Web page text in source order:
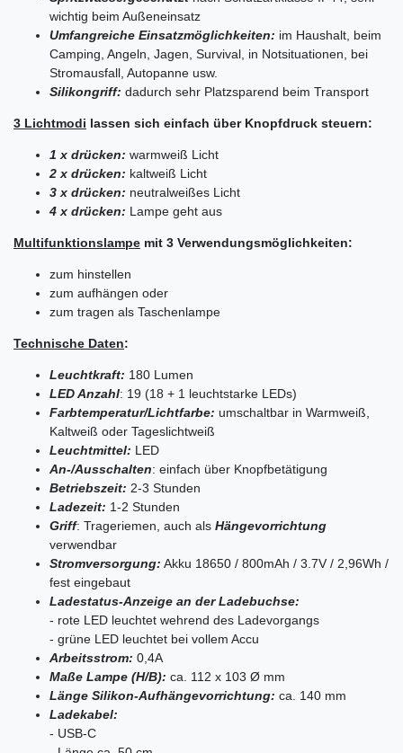
wichtig beim Außeneinsatz
Umfangreiche Einsatzmöglichkeiten: im Haushalt, beim
Camping, Angeln, Jagen, Survival, in Notsituationen, bei
Stromausfall, Autopanne usw.
Silikongriff: dadurch sehr Platzsparend beim Transport
3 Lichtmodi lassen sich einfach über Knopfdruck steuern:
1 x drücken: warmweiß Licht
2 x drücken: kaltweiß Licht
3 x drücken: neutralweißes Licht
4 x drücken: Lampe geht aus
Multifunktionslampe mit 3 Verwendungsmöglichkeiten:
zum hinstellen
zum aufhängen oder
zum tragen als Taschenlampe
Technische Daten:
Leuchtkraft: 180 Lumen
LED Anzahl: 19 (18 + 1 leuchtstarke LEDs)
Farbtemperatur/Lichtfarbe: umschaltbar in Warmweiß,
Kaltweiß oder Tageslichtweiß
Leuchtmittel: LED
An-/Ausschalten: einfach über Knopfbetätigung
Betriebszeit: 2-3 Stunden
Ladezeit: 1-2 Stunden
Griff: Trageriemen, auch als Hängevorrichtung
verwendbar
Stromversorgung: Akku 18650 / 800mAh / 3.7V / 2,96Wh /
fest eingebaut
Ladestatus-Anzeige an der Ladebuchse:
- rote LED leuchtet wehrend des Ladevorgangs
- grüne LED leuchtet bei vollem Accu
Arbeitsstrom: 0,4A
Maße Lampe (H/B): ca. 112 x 103 Ø mm
Länge Silikon-Aufhängevorrichtung: ca. 140 mm
Ladekabel:
- USB-C